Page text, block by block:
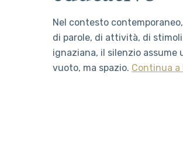
Nel contesto
di parole, di attività, di
ignaziana, il silenzio
vuoto, ma spazio. Continua a